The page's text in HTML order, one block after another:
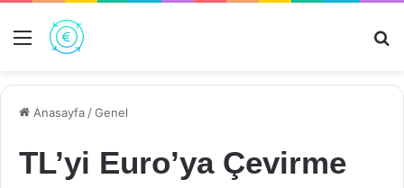
Menü
Anasayfa /Genel
TL’yi Euro’ya Çevirme